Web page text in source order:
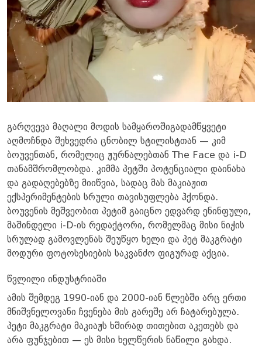
გარღვევა მაღალი მოდის სამყაროშიგადამწყვეტი
აღმოჩნდა შეხვედრა ცნობილ სტილისტთან — კიმ
ბოუვენთან, რომელიც ჟურნალებთან The Face და i-D
თანამშრომლობდა. კიმმა პეტში პოტენციალი დაინახა
და გადაღებებზე მიიწვია, სადაც მას მაკიაჟით
ექსპერიმენტების სრული თავისუფლება ჰქონდა.
ბოუვენის მეშვეობით პეტიმ გაიცნო ედვარდ ენინფული,
მაშინდელი i-D-ის რედაქტორი, რომელმაც მისი ნიჭის
სრულად გამოვლენას შეუწყო ხელი და პეტ მაკგრატი
მოდური ფოტოსესიების საკვანძო ფიგურად აქცია.
წვლილი ინდუსტრიაში
ამის შემდეგ 1990-იან და 2000-იან წლებში არც ერთი
მნიშვნელოვანი ჩვენება მის გარეშე არ ჩატარებულა.
პეტი მაკგრატი მაკიაჟს ხშირად თითებით აკეთებს და
არა ფუნჯებით — ეს მისი ხელწერის ნაწილი გახდა.